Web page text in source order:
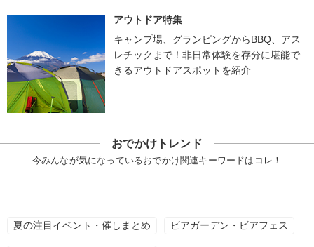
アウトドア特集
キャンプ場、グランピングからBBQ、アス
レチックまで！非日常体験を存分に堪能で
きるアウトドアスポットを紹介
おでかけトレンド
今みんなが気になっているおでかけ関連キーワードはコレ！
夏の注目イベント・催しまとめ ビアガーデン・ビアフェス